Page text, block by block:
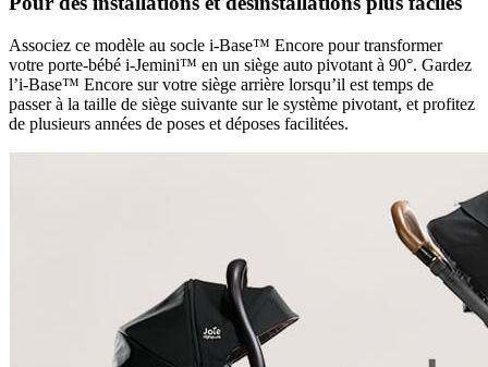
Associez ce modèle au socle i-Base™ Encore pour transformer
votre porte-bébé i-Jemini™ en un siège auto pivotant à 90°. Gardez
l’i-Base™ Encore sur votre siège arrière lorsqu’il est temps de
passer à la taille de siège suivante sur le système pivotant, et profitez
de plusieurs années de poses et déposes facilitées.